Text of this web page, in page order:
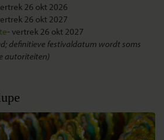
26 okt 2026
26 okt 2027
- vertrek 26 okt 2027
definitieve festivaldatum wordt soms
autoriteiten)